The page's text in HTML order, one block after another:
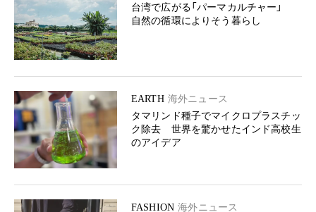
台湾で広がる「パーマカルチャー」
自然の循環によりそう暮らし
EARTH 海外ニュース
タマリンド種子でマイクロプラスチッ
ク除去 世界を驚かせたインド高校生
のアイデア
FASHION 海外ニュース